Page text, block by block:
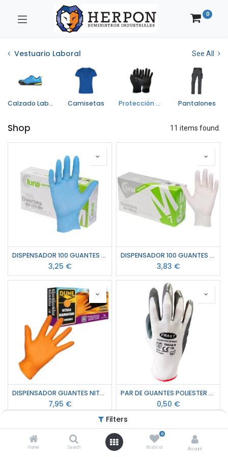
Filters
Home Search
0
Wishlist Account
0
Vestuario Laboral See All
Calzado Laboral Camisetas Protección de Manos Pantalones
Shop 11 items found.
DISPENSADOR 100 GUANTES NITRILO AZUL SIN POLVO ALIMENTARIO 3.5 GRS LUNA
3,25 €
DISPENSADOR 100 GUANTES LATEX SIN POLVO LUNA
3,83 €
DISPENSADOR GUANTES NITRILO DIAMANTADO NARANJA ALIMENTARIO 7 MICRAS MG
7,95 €
PAR DE GUANTES POLIESTER BLANCO NITRILO GRIS FRAST
0,50 €